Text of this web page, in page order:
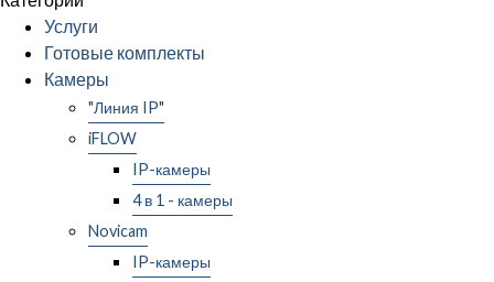
Услуги
Готовые комплекты
Камеры
"Линия IP"
iFLOW
IP-камеры
4 в 1 - камеры
Novicam
IP-камеры